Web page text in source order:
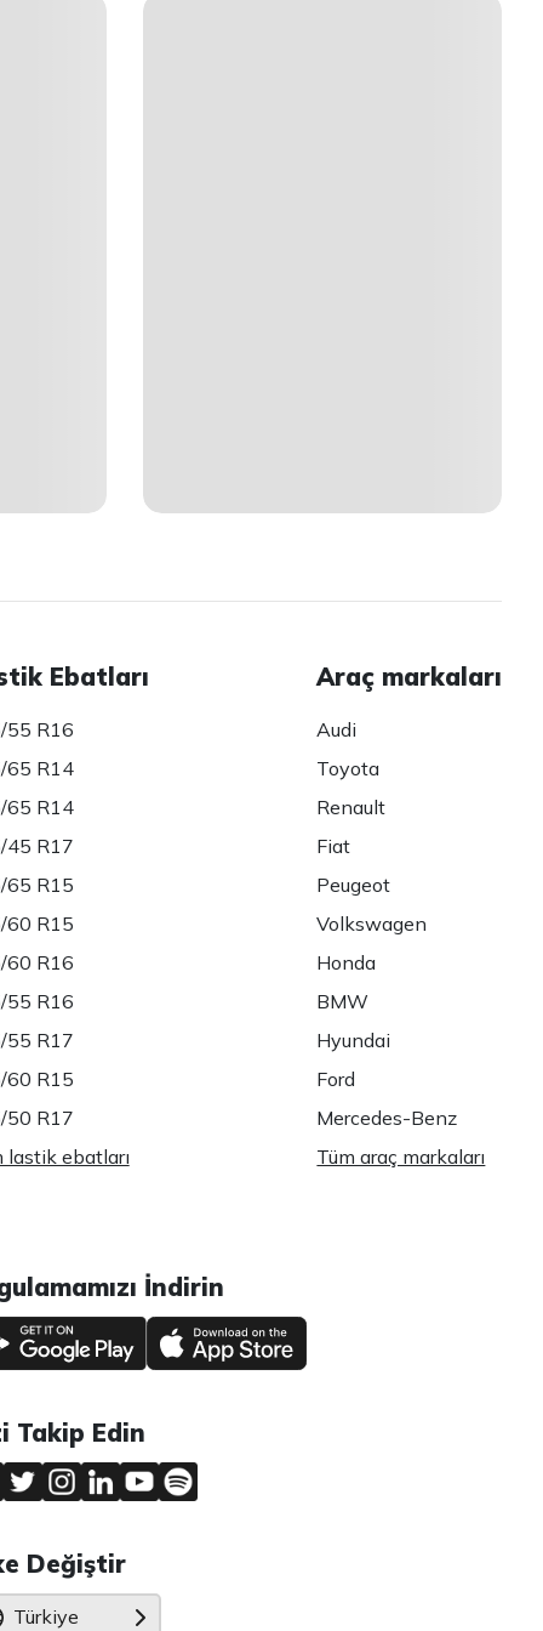
Ebatları
55 R16
65 R14
65 R14
45 R17
65 R15
60 R15
60 R16
55 R16
55 R17
60 R15
50 R17
lastik ebatları
Araç markaları
Audi
Toyota
Renault
Fiat
Peugeot
Volkswagen
Honda
BMW
Hyundai
Ford
Mercedes-Benz
Tüm araç markaları
İndirin
Takip Edin
Değiştir
Türkiye